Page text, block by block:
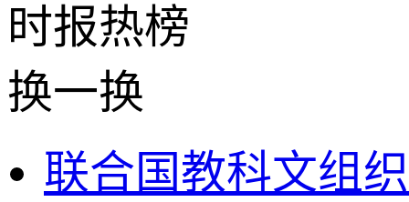
时报热榜
换一换
联合国教科文组